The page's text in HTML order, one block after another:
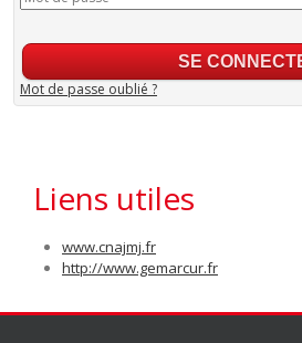
Mot de passe oublié ?
Liens utiles
www.cnajmj.fr
http://www.gemarcur.fr